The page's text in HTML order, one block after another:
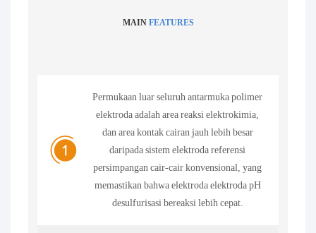
MAIN FEATURES
Permukaan luar seluruh antarmuka polimer
elektroda adalah area reaksi elektrokimia,
dan area kontak cairan jauh lebih besar
daripada sistem elektroda referensi
persimpangan cair-cair konvensional, yang
memastikan bahwa elektroda elektroda pH
desulfurisasi bereaksi lebih cepat.